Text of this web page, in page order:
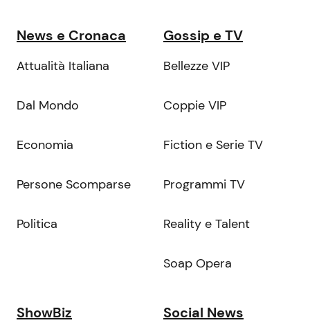
News e Cronaca
Attualità Italiana
Dal Mondo
Economia
Persone Scomparse
Politica
Gossip e TV
Bellezze VIP
Coppie VIP
Fiction e Serie TV
Programmi TV
Reality e Talent
Soap Opera
ShowBiz Social News